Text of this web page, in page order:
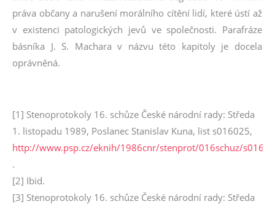
práva občany a narušení morálního cítění lidí, které ústí až
v existenci patologických jevů ve společnosti. Parafráze
básníka J. S. Machara v názvu této kapitoly je docela
oprávněná.
[1] Stenoprotokoly 16. schůze České národní rady: Středa
1. listopadu 1989, Poslanec Stanislav Kuna, list s016025,
http://www.psp.cz/eknih/1986cnr/stenprot/016schuz/
.
[2] Ibid.
[3] Stenoprotokoly 16. schůze České národní rady: Středa